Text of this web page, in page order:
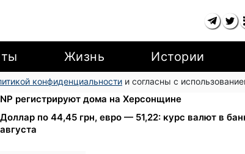
Жизнь Истории
конфиденциальности и согласны с
Помощь людям с инвалидностью I-II группы: DRC,
NP регистрируют дома на Херсонщине
Доллар по 44,45 грн, евро — 51,22: курс валют в
августа